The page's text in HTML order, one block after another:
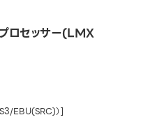
ロセッサー(LMX
EBU(SRC)）]